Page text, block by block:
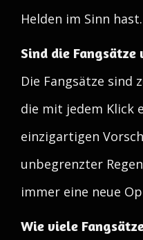
Helden im Sinn hast.
Sind die
Die Fangsätze sind
die mit jedem Klick
einzigartigen
unbegrenzter
immer eine neue
Wie viele